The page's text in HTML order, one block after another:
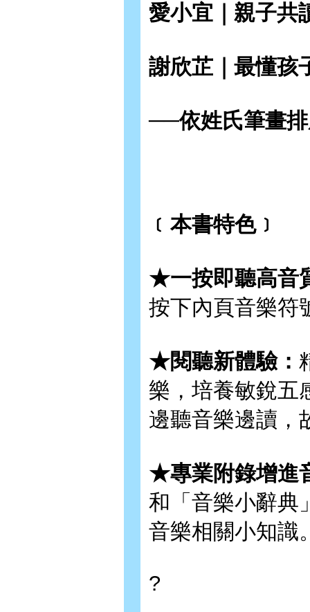
愛小宜｜親子共
謝欣芷｜最懂孩
──依姓氏筆畫
﹝本書特色﹞
★一按即聽高音
按下內頁音樂符
★閱聽新體驗：
樂，培養敏銳五
邊聽音樂邊讀，
★專業附錄增進
和「音樂小辭典
音樂相關小知識
?